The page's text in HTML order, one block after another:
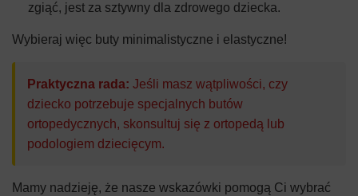
zgiąć, jest za sztywny dla zdrowego dziecka.
Wybieraj więc buty minimalistyczne i elastyczne!
Praktyczna rada: Jeśli masz wątpliwości, czy
dziecko potrzebuje specjalnych butów
ortopedycznych, skonsultuj się z ortopedą lub
podologiem dziecięcym.
Mamy nadzieję, że nasze wskazówki pomogą Ci wybrać